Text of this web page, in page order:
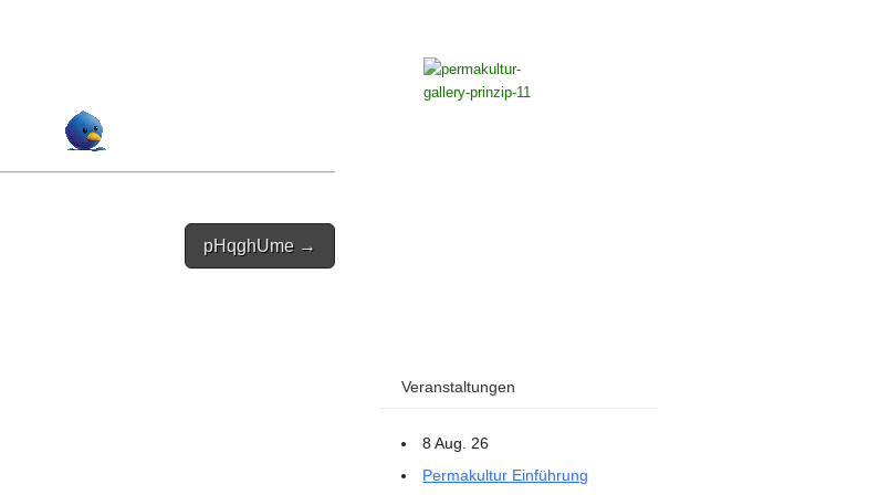
pHqghUme →
Veranstaltungen
8 Aug. 26
Permakultur Einführung